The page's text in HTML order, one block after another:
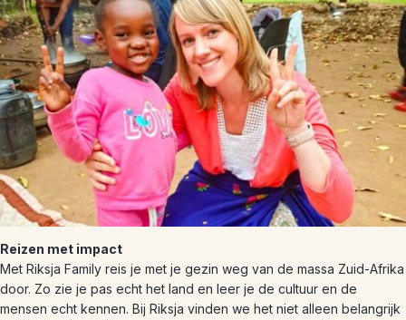
Reizen met impact
Met Riksja Family reis je met je gezin weg van de massa Zuid-Afrika
door. Zo zie je pas echt het land en leer je de cultuur en de
mensen echt kennen. Bij Riksja vinden we het niet alleen belangrijk